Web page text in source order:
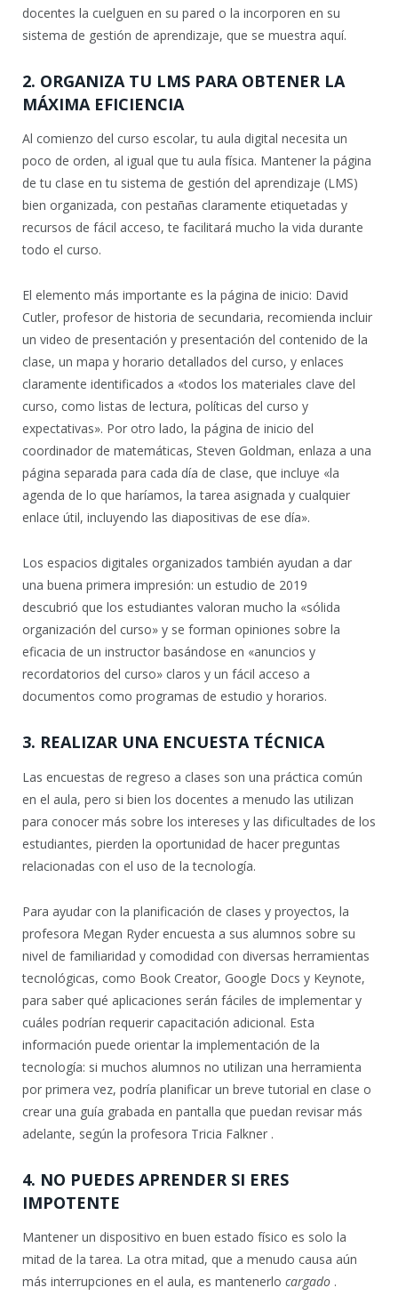
docentes la cuelguen en su pared o la incorporen en su
sistema de gestión de aprendizaje, que se muestra aquí.
2. ORGANIZA TU LMS PARA OBTENER LA
MÁXIMA EFICIENCIA
Al comienzo del curso escolar, tu aula digital necesita un
poco de orden, al igual que tu aula física. Mantener la página
de tu clase en tu sistema de gestión del aprendizaje (LMS)
bien organizada, con pestañas claramente etiquetadas y
recursos de fácil acceso, te facilitará mucho la vida durante
todo el curso.
El elemento más importante es la página de inicio: David
Cutler, profesor de historia de secundaria, recomienda incluir
un video de presentación y presentación del contenido de la
clase, un mapa y horario detallados del curso, y enlaces
claramente identificados a «todos los materiales clave del
curso, como listas de lectura, políticas del curso y
expectativas». Por otro lado, la página de inicio del
coordinador de matemáticas, Steven Goldman, enlaza a una
página separada para cada día de clase, que incluye «la
agenda de lo que haríamos, la tarea asignada y cualquier
enlace útil, incluyendo las diapositivas de ese día».
Los espacios digitales organizados también ayudan a dar
una buena primera impresión: un estudio de 2019
descubrió que los estudiantes valoran mucho la «sólida
organización del curso» y se forman opiniones sobre la
eficacia de un instructor basándose en «anuncios y
recordatorios del curso» claros y un fácil acceso a
documentos como programas de estudio y horarios.
3. REALIZAR UNA ENCUESTA TÉCNICA
Las encuestas de regreso a clases son una práctica común
en el aula, pero si bien los docentes a menudo las utilizan
para conocer más sobre los intereses y las dificultades de los
estudiantes, pierden la oportunidad de hacer preguntas
relacionadas con el uso de la tecnología.
Para ayudar con la planificación de clases y proyectos, la
profesora Megan Ryder encuesta a sus alumnos sobre su
nivel de familiaridad y comodidad con diversas herramientas
tecnológicas, como Book Creator, Google Docs y Keynote,
para saber qué aplicaciones serán fáciles de implementar y
cuáles podrían requerir capacitación adicional. Esta
información puede orientar la implementación de la
tecnología: si muchos alumnos no utilizan una herramienta
por primera vez, podría planificar un breve tutorial en clase o
crear una guía grabada en pantalla que puedan revisar más
adelante, según la profesora Tricia Falkner .
4. NO PUEDES APRENDER SI ERES
IMPOTENTE
Mantener un dispositivo en buen estado físico es solo la
mitad de la tarea. La otra mitad, que a menudo causa aún
más interrupciones en el aula, es mantenerlo cargado .